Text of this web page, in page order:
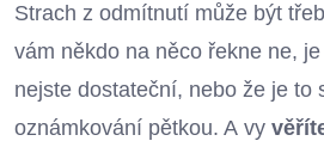
Strach z odmítnutí může být
vám někdo na něco řekne ne,
nejste dostateční, nebo že je to
oznámkování pětkou. A vy